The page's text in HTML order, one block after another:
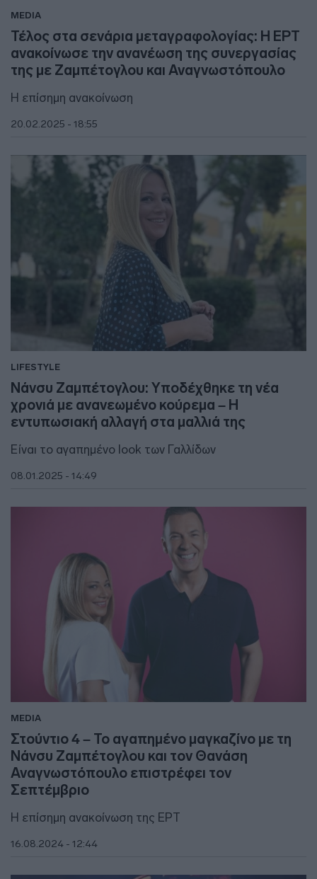
MEDIA
Τέλος στα σενάρια μεταγραφολογίας: Η ΕΡΤ
ανακοίνωσε την ανανέωση της συνεργασίας
της με Ζαμπέτογλου και Αναγνωστόπουλο
Η επίσημη ανακοίνωση
20.02.2025 - 18:55
LIFESTYLE
Νάνσυ Ζαμπέτογλου: Υποδέχθηκε τη νέα
χρονιά με ανανεωμένο κούρεμα – Η
εντυπωσιακή αλλαγή στα μαλλιά της
Είναι το αγαπημένο look των Γαλλίδων
08.01.2025 - 14:49
MEDIA
Στούντιο 4 – Το αγαπημένο μαγκαζίνο με τη
Νάνσυ Ζαμπέτογλου και τον Θανάση
Αναγνωστόπουλο επιστρέφει τον
Σεπτέμβριο
Η επίσημη ανακοίνωση της ΕΡΤ
16.08.2024 - 12:44